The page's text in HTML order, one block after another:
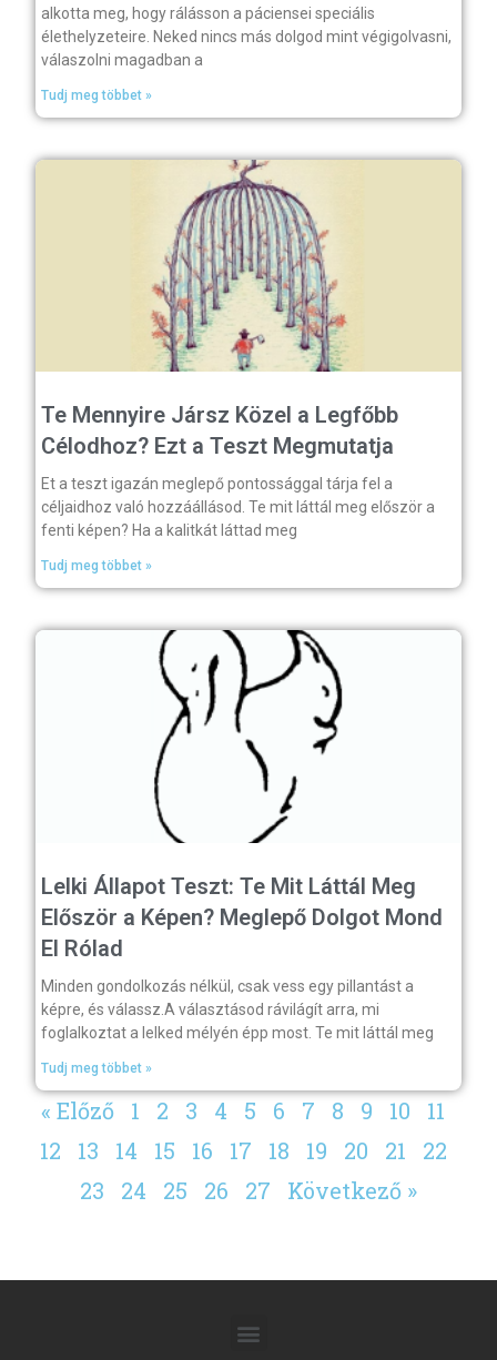
alkotta meg, hogy rálásson a páciensei speciális
élethelyzeteire. Neked nincs más dolgod mint végigolvasni,
válaszolni magadban a
Tudj meg többet »
Te Mennyire Jársz Közel a Legfőbb
Célodhoz? Ezt a Teszt Megmutatja
Et a teszt igazán meglepő pontossággal tárja fel a
céljaidhoz való hozzáállásod. Te mit láttál meg először a
fenti képen? Ha a kalitkát láttad meg
Tudj meg többet »
Lelki Állapot Teszt: Te Mit Láttál Meg
Először a Képen? Meglepő Dolgot Mond
El Rólad
Minden gondolkozás nélkül, csak vess egy pillantást a
képre, és válassz.A választásod rávilágít arra, mi
foglalkoztat a lelked mélyén épp most. Te mit láttál meg
Tudj meg többet »
« Előző 1 2 3 4 5 6 7 8 9 10
11
12
13 14 15 16 17 18 19 20 21
22
23
24 25 26 27 Következő »